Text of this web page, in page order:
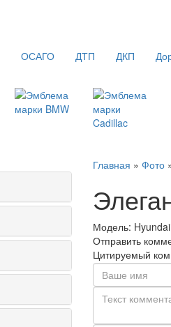
ОСАГО ДТП ДКП
Главная » Фото
Модель:
Отправить
Цитируемый